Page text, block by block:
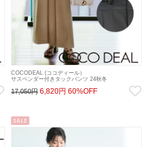
COCODEAL (ココディール）
サスペンダー付きタックパンツ 24秋冬
17,050円 6,820円 60%OFF
SALE